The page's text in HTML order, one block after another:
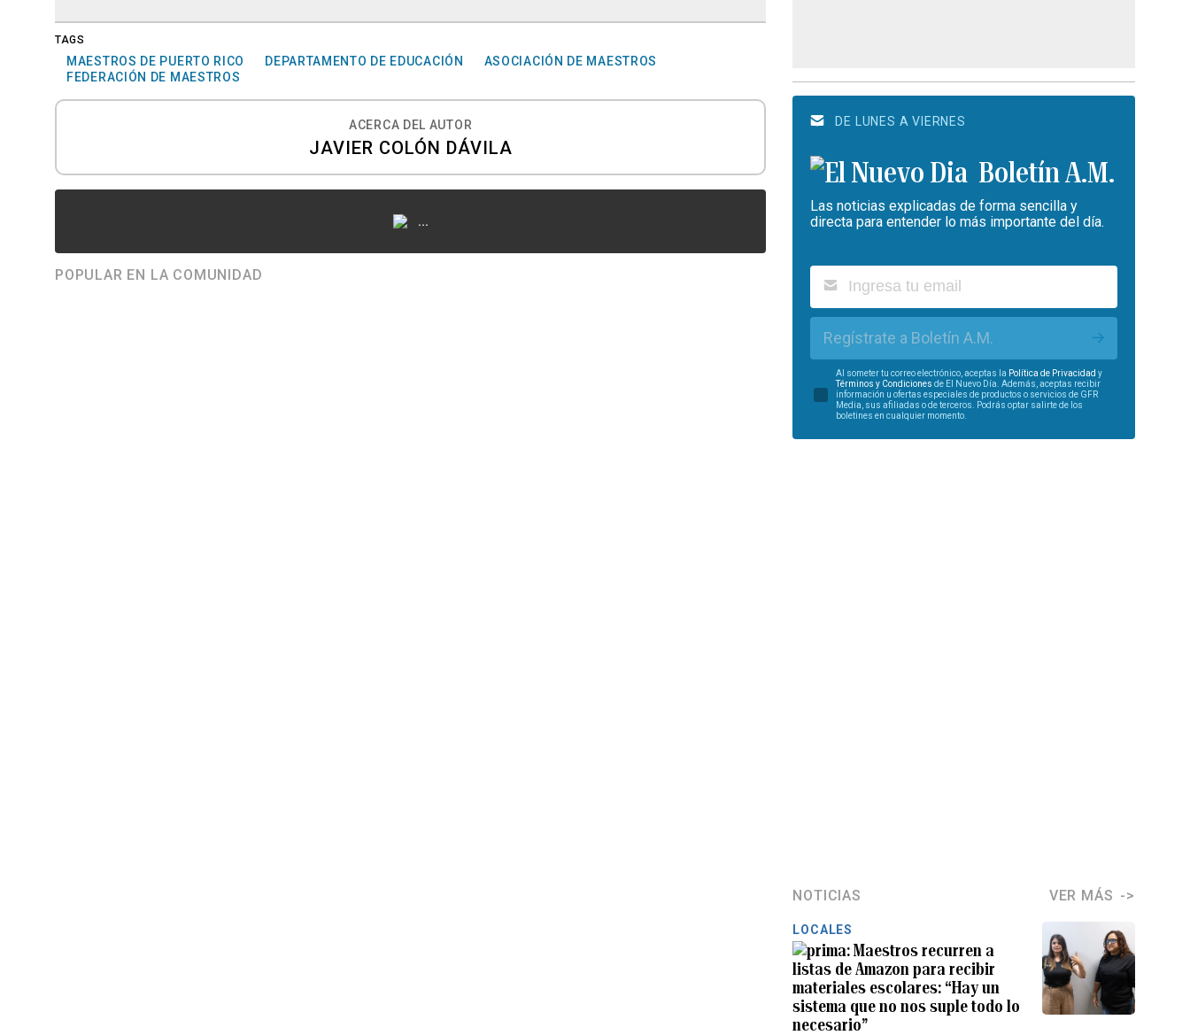
TAGS
MAESTROS DE PUERTO RICO DEPARTAMENTO DE EDUCACIÓN
ASOCIACIÓN DE MAESTROS
FEDERACIÓN DE MAESTROS
ACERCA DEL AUTOR
JAVIER COLÓN DÁVILA
...
POPULAR EN LA COMUNIDAD
DE LUNES A VIERNES
Boletín A.M.
Las noticias explicadas de forma sencilla y
directa para entender lo más importante del día.
Regístrate a Boletín A.M.
Al someter tu correo electrónico, aceptas la Política de Privacidad y
Términos y Condiciones de El Nuevo Día. Además, aceptas recibir
información u ofertas especiales de productos o servicios de GFR
Media, sus afiliadas o de terceros. Podrás optar salirte de los
boletines en cualquier momento.
NOTICIAS VER MÁS
LOCALES
Maestros recurren a
listas de Amazon para recibir
materiales escolares: “Hay un
sistema que no nos suple todo lo
necesario”